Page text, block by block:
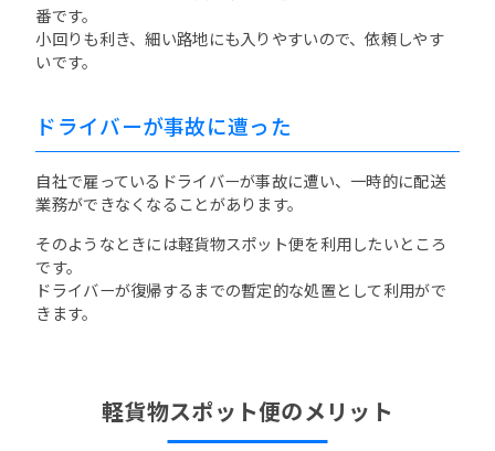
番です。
小回りも利き、細い路地にも入りやすいので、依頼しやす
いです。
ドライバーが事故に遭った
自社で雇っているドライバーが事故に遭い、一時的に配送
業務ができなくなることがあります。
そのようなときには軽貨物スポット便を利用したいところ
です。
ドライバーが復帰するまでの暫定的な処置として利用がで
きます。
軽貨物スポット便のメリット